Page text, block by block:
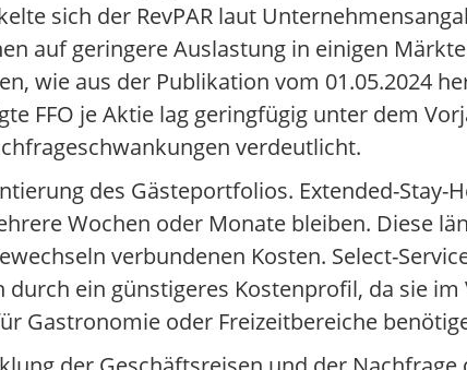
sich der RevPAR laut
auf geringere Auslastung in einigen
wie aus der Publikation vom 01.05.2024
FFO je Aktie lag geringfügig unter dem
verdeutlicht.
des Gästeportfolios. Extended-Stay-
Wochen oder Monate bleiben. Diese
verbundenen Kosten. Select-
ein günstigeres Kostenprofil, da sie im
Gastronomie oder Freizeitbereiche